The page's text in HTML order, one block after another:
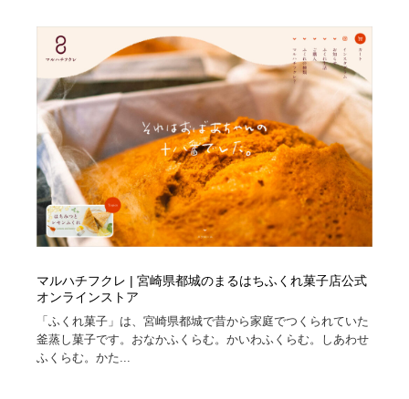
マルハチフクレ | 宮崎県都城のまるはちふくれ菓子店公式
オンラインストア
「ふくれ菓子」は、宮崎県都城で昔から家庭でつくられていた
釜蒸し菓子です。おなかふくらむ。かいわふくらむ。しあわせ
ふくらむ。かた...